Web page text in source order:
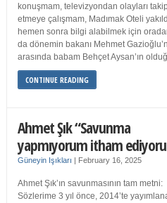
konuşmam, televizyondan olayları takip
etmeye çalışmam, Madımak Oteli
hemen sonra bilgi alabilmek için
da dönemin bakanı Mehmet
arasında babam Behçet Aysan’ın
CONTINUE READING
Ahmet Şık “Savunma
yapmıyorum itham
Güneyin Işıkları | February 16, 2025
Ahmet Şık’ın savunmasının tam metni:
Sözlerime 3 yıl önce, 2014’te